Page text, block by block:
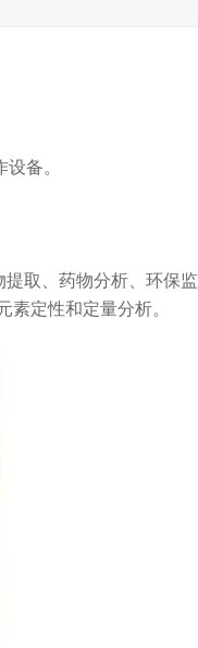
备。
取、药物分析、环保监
定性和定量分析。